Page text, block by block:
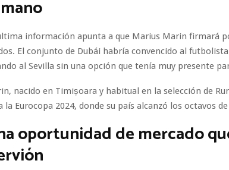
información apunta a que Marius Marin firmará
El conjunto de Dubái habría convencido al
al Sevilla sin una opción que tenía muy presente
nacido en Timișoara y habitual en la selección de
la Eurocopa 2024, donde su país alcanzó los octavos
oportunidad de mercado